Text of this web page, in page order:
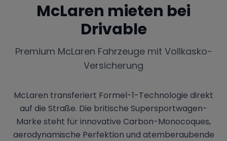
Bentley Rolls Royce Aston Martin
Range Rover Corvette
McLaren mieten bei
Drivable
Premium McLaren Fahrzeuge mit Vollkasko-
Versicherung
McLaren transferiert Formel-1-Technologie direkt
auf die Straße. Die britische Supersportwagen-
Marke steht für innovative Carbon-Monocoques,
aerodynamische Perfektion und atemberaubende